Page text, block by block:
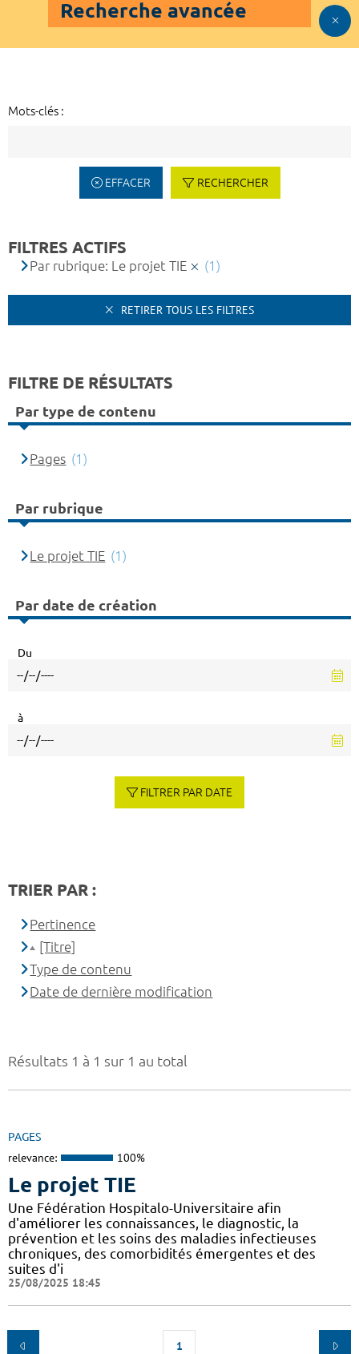
Recherche avancée
Mots-clés :
EFFACER RECHERCHER
Résultats 1 à 1 sur 1 au total
PAGES
relevance: 100%
Le projet TIE
Une Fédération Hospitalo-Universitaire afin
d'améliorer les connaissances, le diagnostic, la
prévention et les soins des maladies infectieuses
chroniques, des comorbidités émergentes et des
suites d'i
25/08/2025 18:45
1
FILTRES ACTIFS
Par rubrique: Le projet TIE (1)
RETIRER TOUS LES FILTRES
FILTRE DE RÉSULTATS
Par type de contenu
Pages (1)
Par rubrique
Le projet TIE (1)
Par date de création
Du
à
FILTRER PAR DATE
TRIER PAR :
Pertinence
[Titre]
Type de contenu
Date de dernière modification